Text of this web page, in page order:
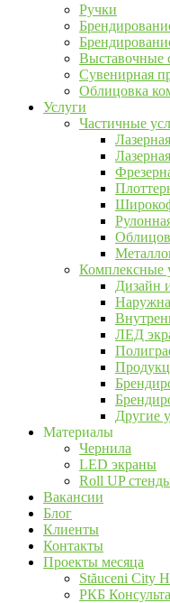
Ручки
Выставочные
Сувенирная
Облицовка
Услуги
Частичные
Комплексные
Дизайн
ЛЕД
Другие
Материалы
Чернила
LED экраны
Roll UP
Вакансии
Блог
Клиенты
Контакты
Проекты месяца
Stăuceni City
РКБ